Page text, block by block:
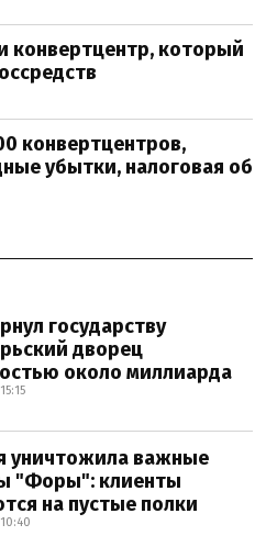
конвертцентр, который
конвертцентров,
убытки, налоговая об
государству
дворец
около миллиарда
уничтожила важные
"Форы": клиенты
на пустые полки